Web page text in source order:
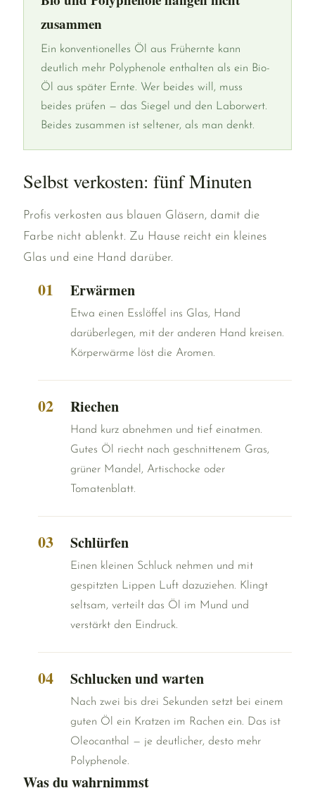
zusammen
Ein konventionelles Öl aus Frühernte kann
deutlich mehr Polyphenole enthalten als ein Bio-
Öl aus später Ernte. Wer beides will, muss
beides prüfen — das Siegel und den Laborwert.
Beides zusammen ist seltener, als man denkt.
Selbst verkosten: fünf Minuten
Profis verkosten aus blauen Gläsern, damit die
Farbe nicht ablenkt. Zu Hause reicht ein kleines
Glas und eine Hand darüber.
Erwärmen
Etwa einen Esslöffel ins Glas, Hand
darüberlegen, mit der anderen Hand kreisen.
Körperwärme löst die Aromen.
Riechen
Hand kurz abnehmen und tief einatmen.
Gutes Öl riecht nach geschnittenem Gras,
grüner Mandel, Artischocke oder
Tomatenblatt.
Schlürfen
Einen kleinen Schluck nehmen und mit
gespitzten Lippen Luft dazuziehen. Klingt
seltsam, verteilt das Öl im Mund und
verstärkt den Eindruck.
Schlucken und warten
Nach zwei bis drei Sekunden setzt bei einem
guten Öl ein Kratzen im Rachen ein. Das ist
Oleocanthal — je deutlicher, desto mehr
Polyphenole.
Was du wahrnimmst